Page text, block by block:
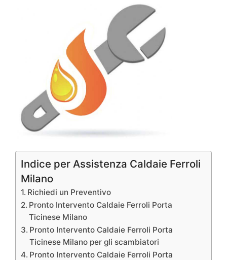
Indice per Assistenza Caldaie Ferroli
Milano
Richiedi un Preventivo
Pronto Intervento Caldaie Ferroli Porta
Ticinese Milano
Pronto Intervento Caldaie Ferroli Porta
Ticinese Milano per gli scambiatori
Pronto Intervento Caldaie Ferroli Porta